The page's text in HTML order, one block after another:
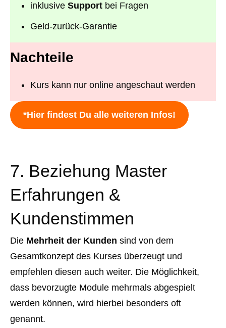
inklusive Support bei Fragen
Geld-zurück-Garantie
Nachteile
Kurs kann nur online angeschaut werden
*Hier findest Du alle weiteren Infos!
7. Beziehung Master
Erfahrungen &
Kundenstimmen
Die Mehrheit der Kunden sind von dem
Gesamtkonzept des Kurses überzeugt und
empfehlen diesen auch weiter. Die Möglichkeit,
dass bevorzugte Module mehrmals abgespielt
werden können, wird hierbei besonders oft
genannt.